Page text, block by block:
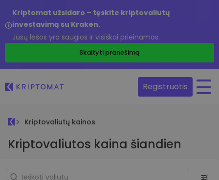
Kriptomat užsidaro – tęskite kriptovaliutų
investavimą su Kraken.
Jūsų lėšos yra saugios ir visiškai prieinamos.
Skaityti pranešimą
Registruotis
Kriptovaliutų kainos
Kriptovaliutos kaina šiandien